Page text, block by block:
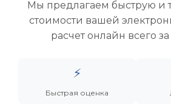
Менеджер
Мы предлагаем быструю и
стоимости вашей
расчет онлайн всего
⚡
Быстрая оценка